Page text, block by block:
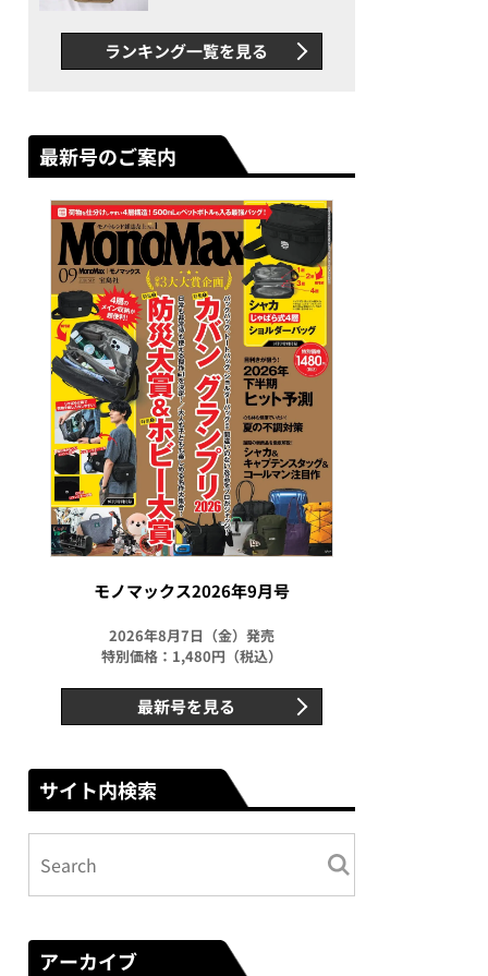
録…ほか【休日バッグの人気
記事ランキングベスト3】
（2026年6月版）
ランキング一覧を見る
最新号のご案内
モノマックス2026年9月号
2026年8月7日（金）発売
特別価格：1,480円（税込）
最新号を見る
サイト内検索
アーカイブ